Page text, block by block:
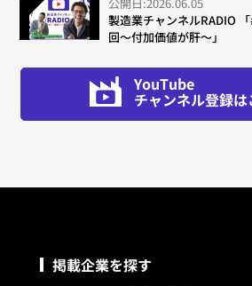
製造業チャンネルRADIO
回～付加価値が肝～」
YouTube
チャンネル登録は
掲載企業を探す